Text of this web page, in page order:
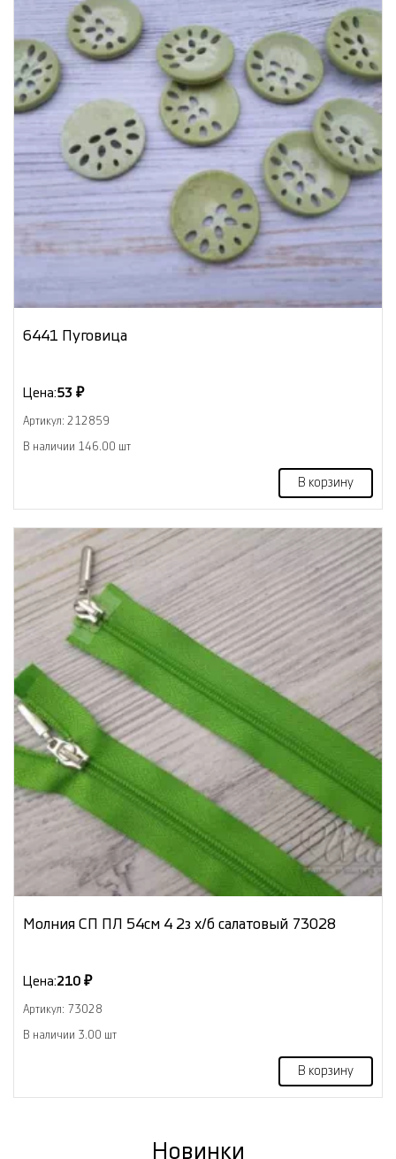
6441 Пуговица
Цена:53 ₽
Артикул: 212859
В наличии 146.00 шт
В корзину
Молния СП ПЛ 54см 4 2з х/б салатовый 73028
Цена:210 ₽
Артикул: 73028
В наличии 3.00 шт
В корзину
Новинки